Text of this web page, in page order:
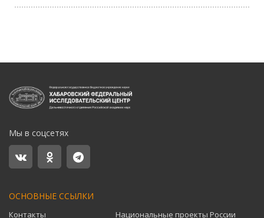
Мы в соцсетях
ОСНОВНЫЕ ССЫЛКИ
Контакты
Национальные проекты России